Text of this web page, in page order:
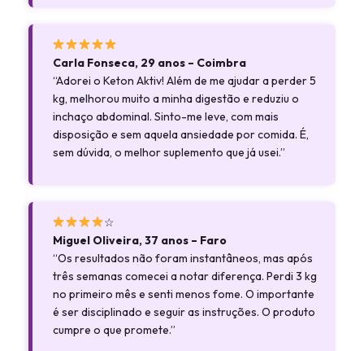
Carla Fonseca, 29 anos – Coimbra
“Adorei o Keton Aktiv! Além de me ajudar a perder 5
kg, melhorou muito a minha digestão e reduziu o
inchaço abdominal. Sinto-me leve, com mais
disposição e sem aquela ansiedade por comida. É,
sem dúvida, o melhor suplemento que já usei.”
☆
Miguel Oliveira, 37 anos – Faro
“Os resultados não foram instantâneos, mas após
três semanas comecei a notar diferença. Perdi 3 kg
no primeiro mês e senti menos fome. O importante
é ser disciplinado e seguir as instruções. O produto
cumpre o que promete.”